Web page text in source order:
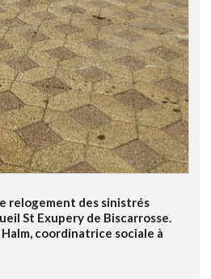
relogement des sinistrés
St Exupery de Biscarrosse.
coordinatrice sociale à